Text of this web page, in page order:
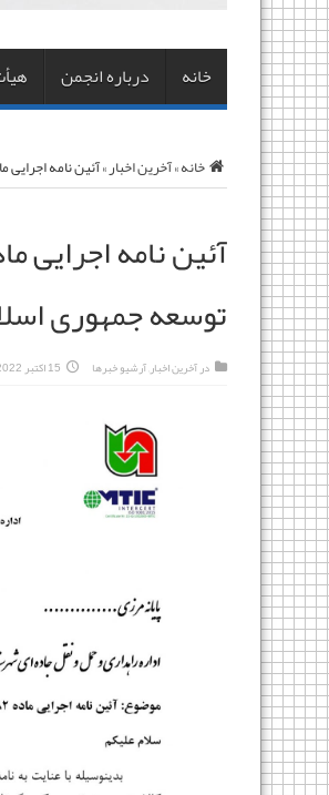
خانه درباره انجمن
خانه»آخرین اخبار»آئین نامه اجرایی ماده 82 قانون برنامه پنجساله ششم توسعه جمهوری
توسعه جمهوری
درآخرین اخبارآرشیو خبرها 15 اکتبر 2022